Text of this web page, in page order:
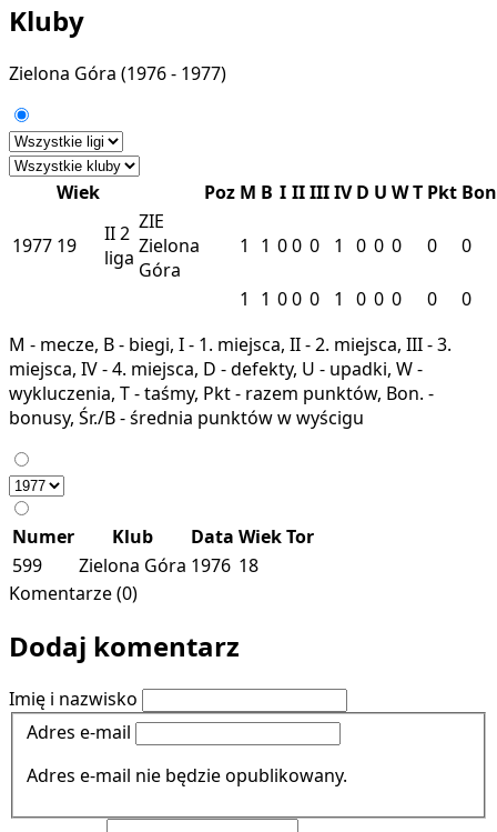
Kluby
Zielona Góra (1976 - 1977)
Wiek Poz M B I IIIIIIV D U WT Pkt Bon
1977 19 II2
liga
ZIE
Zielona
Góra
1 1 00 0 1 0 0 0 0 0
1 1 00 0 1 0 0 0 0
0
M - mecze, B - biegi, I - 1. miejsca, II - 2. miejsca, III - 3.
miejsca, IV - 4. miejsca, D - defekty, U - upadki, W -
wykluczenia, T - taśmy, Pkt - razem punktów, Bon. -
bonusy, Śr./B - średnia punktów w wyścigu
Numer Klub Data WiekTor
599
Zielona Góra 1976 18
Komentarze (0)
Dodaj komentarz
Imię i nazwisko
Adres e-mail
Adres e-mail nie będzie opublikowany.